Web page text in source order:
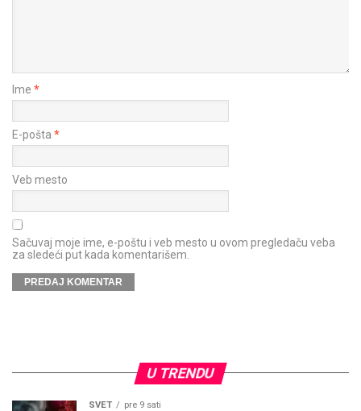
Ime *
E-pošta *
Veb mesto
Sačuvaj moje ime, e-poštu i veb mesto u ovom pregledaču veba
za sledeći put kada komentarišem.
U TRENDU
SVET pre 9 sati